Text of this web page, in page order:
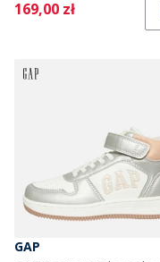
Current
169,00 zł
GAP